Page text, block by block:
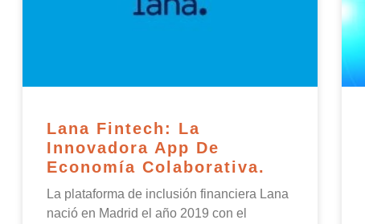
Lana Fintech: La
Innovadora App De
Economía Colaborativa.
La plataforma de inclusión financiera Lana
nació en Madrid el año 2019 con el